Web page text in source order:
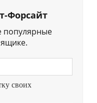
Форсайт
популярные
своих